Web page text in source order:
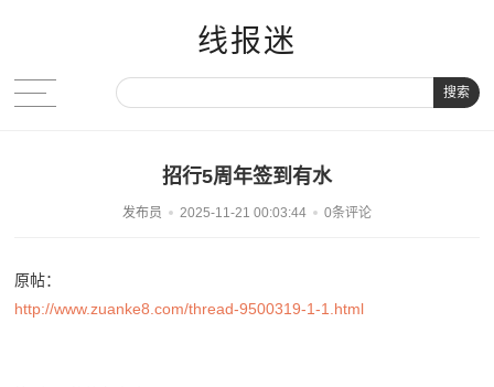
线报迷
搜索
招行5周年签到有水
发布员 2025-11-21 00:03:44 0条评论
原帖：
http://www.zuanke8.com/thread-9500319-1-1.html